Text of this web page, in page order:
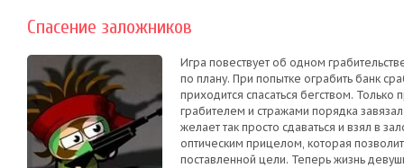
Спасение заложников
Игра повествует об одном
по плану. При попытке ограбить банк
приходится спасаться бегством.
грабителем и стражами порядка
желает так просто сдаваться и взял в
оптическим прицелом, которая
поставленной цели. Теперь жизнь